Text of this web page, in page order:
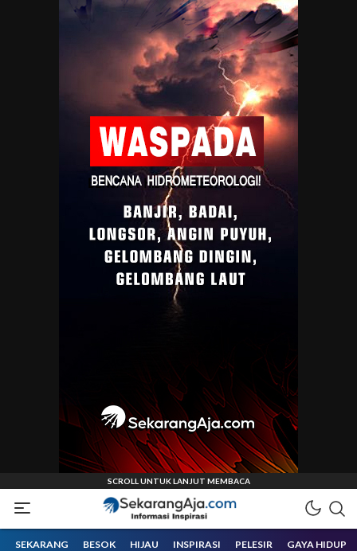
Sekarangaja
Informasi Inspirasi Malang Raya
SEKARANG BESOK HIJAU INSPIRASI PELESIR GAYA HIDUP